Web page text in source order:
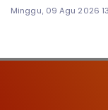
Minggu, 09 Agu 2026